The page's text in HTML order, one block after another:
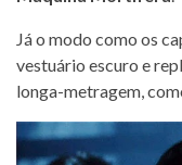
Já o modo como os
vestuário escuro e
longa-metragem,